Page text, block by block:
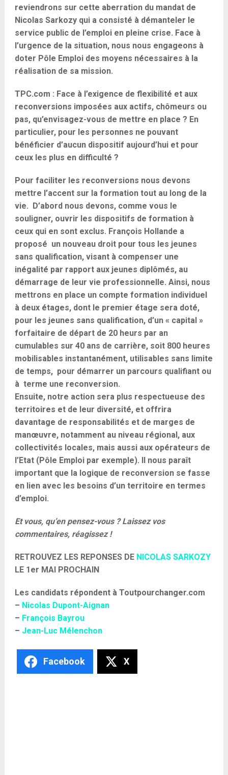
reviendrons sur cette aberration du mandat de
Nicolas Sarkozy qui a consisté à démanteler le
service public de l’emploi en pleine crise. Face à
l’urgence de la situation, nous nous engageons à
doter Pôle Emploi des moyens nécessaires à la
réalisation de sa mission.
TPC.com : Face à l’exigence de flexibilité et aux
reconversions imposées aux actifs, chômeurs ou
pas, qu’envisagez-vous de mettre en place ? En
particulier, pour les personnes ne pouvant
bénéficier d’aucun dispositif aujourd’hui et pour
ceux les plus en difficulté ?
Pour faciliter les reconversions nous devons
mettre l’accent sur la formation tout au long de la
vie. D’abord nous devons, comme vous le
souligner, ouvrir les dispositifs de formation à
ceux qui en sont exclus. François Hollande a
proposé un nouveau droit pour tous les jeunes
sans qualification, visant à compenser une
inégalité par rapport aux jeunes diplômés, au
démarrage de leur vie professionnelle. Ainsi, nous
mettrons en place un compte formation individuel
à deux étages, dont le premier étage sera doté,
pour les jeunes sans qualification, d’un « capital »
forfaitaire de départ de 20 heurs par an
cumulables sur 40 ans de carrière, soit 800 heures
mobilisables instantanément, utilisables sans limite
de temps, pour démarrer un parcours qualifiant ou
à terme une reconversion.
Ensuite, notre action sera plus respectueuse des
territoires et de leur diversité, et offrira
davantage de responsabilités et de marges de
manœuvre, notamment au niveau régional, aux
collectivités locales, mais aussi aux opérateurs de
l’Etat (Pôle Emploi par exemple). Il nous paraît
important que la logique de reconversion se fasse
en lien avec les besoins d’un territoire en termes
d’emploi.
Et vous, qu’en pensez-vous ? Laissez vos
commentaires, réagissez !
RETROUVEZ LES REPONSES DE NICOLAS SARKOZY
LE 1er MAI PROCHAIN
Les candidats répondent à Toutpourchanger.com
– Nicolas Dupont-Aignan
– François Bayrou
– Jean-Luc Mélenchon
Facebook X